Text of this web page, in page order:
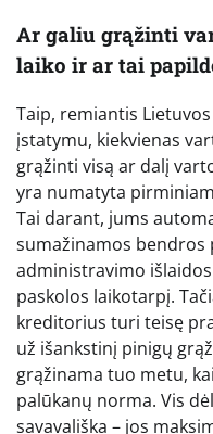
Ar galiu grąžinti
laiko ir ar tai
Taip, remiantis
įstatymu, kiekvienas
grąžinti visą ar dalį
yra numatyta
Tai darant, jums
sumažinamos bendros
administravimo
paskolos laikotarpį.
kreditorius turi teisę
už išankstinį pinigų
grąžinama tuo metu,
palūkanų norma. Vis
savavališka – jos